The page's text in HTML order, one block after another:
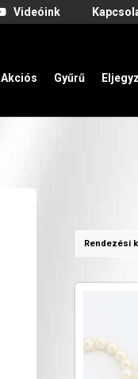
Videóink
Akciós Gyűrű
Rendezési